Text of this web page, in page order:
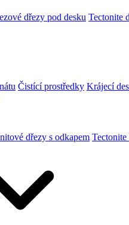
dřezy pod desku Tectonite
Čistící prostředky Krájecí
dřezy s odkapem Tectonite